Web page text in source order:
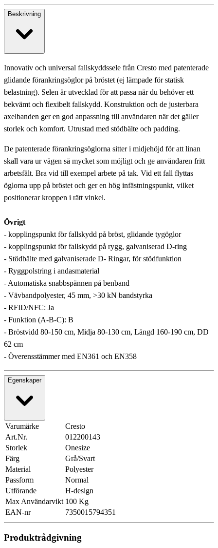
Beskrivning
Innovativ och universal fallskyddssele från Cresto med patenterade
glidande förankringsöglor på bröstet (ej lämpade för statisk
belastning). Selen är utvecklad för att passa när du behöver ett
bekvämt och flexibelt fallskydd. Konstruktion och de justerbara
axelbanden ger en god anpassning till användaren när det gäller
storlek och komfort. Utrustad med stödbälte och padding.
De patenterade förankringsöglorna sitter i midjehöjd för att linan
skall vara ur vägen så mycket som möjligt och ge användaren fritt
arbetsfält. Bra vid till exempel arbete på tak. Vid ett fall flyttas
öglorna upp på bröstet och ger en hög infästningspunkt, vilket
positionerar kroppen i rätt vinkel.
Övrigt
- kopplingspunkt för fallskydd på bröst, glidande tygöglor
- kopplingspunkt för fallskydd på rygg, galvaniserad D-ring
- Stödbälte med galvaniserade D- Ringar, för stödfunktion
- Ryggpolstring i andasmaterial
- Automatiska snabbspännen på benband
- Vävbandpolyester, 45 mm, >30 kN bandstyrka
- RFID/NFC: Ja
- Funktion (A-B-C): B
- Bröstvidd 80-150 cm, Midja 80-130 cm, Längd 160-190 cm, DD
62 cm
- Överensstämmer med EN361 och EN358
Egenskaper
Varumärke
Cresto
Art.Nr.
012200143
Storlek
Onesize
Färg
Grå/Svart
Material
Polyester
Passform
Normal
Utförande
H-design
Max Användarvikt 100 Kg
EAN-nr
7350015794351
Produktrådgivning